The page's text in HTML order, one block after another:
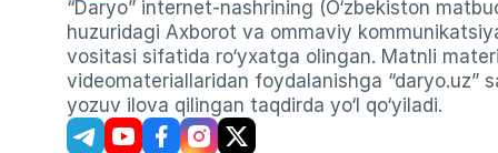
“Daryo” internet-nashrining (O‘zbekiston
huzuridagi Axborot va ommaviy
vositasi sifatida ro‘yxatga olingan. Matnli
videomateriallaridan foydalanishga “daryo.uz”
yozuv ilova qilingan taqdirda yo‘l qo‘yiladi.